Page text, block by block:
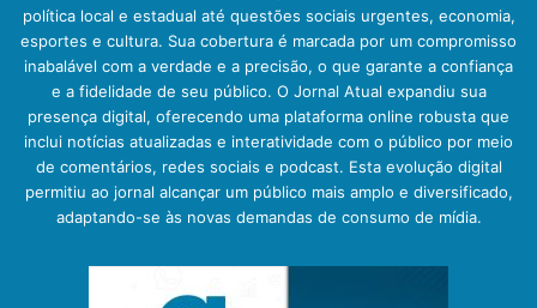
política local e estadual até questões sociais urgentes, economia,
esportes e cultura. Sua cobertura é marcada por um compromisso
inabalável com a verdade e a precisão, o que garante a confiança
e a fidelidade de seu público. O Jornal Atual expandiu sua
presença digital, oferecendo uma plataforma online robusta que
inclui notícias atualizadas e interatividade com o público por meio
de comentários, redes sociais e podcast. Esta evolução digital
permitiu ao jornal alcançar um público mais amplo e diversificado,
adaptando-se às novas demandas de consumo de mídia.